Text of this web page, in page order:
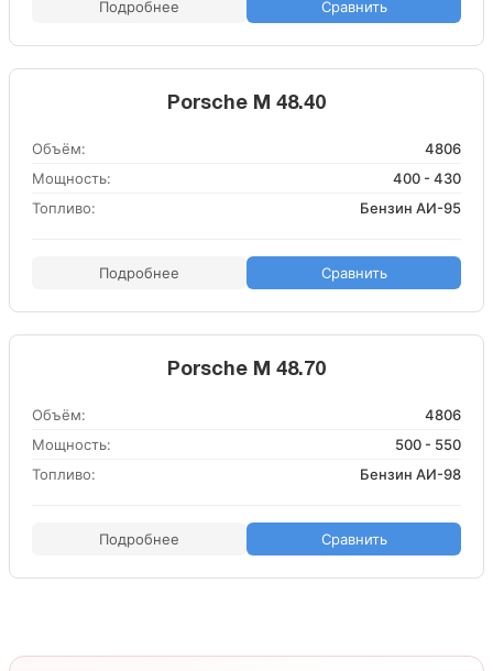
Подробнее Сравнить
Porsche M 48.40
Объём:
4806
Мощность:
400 - 430
Топливо:
Бензин АИ-95
Подробнее Сравнить
Porsche M 48.70
Объём:
4806
Мощность:
500 - 550
Топливо:
Бензин АИ-98
Подробнее Сравнить